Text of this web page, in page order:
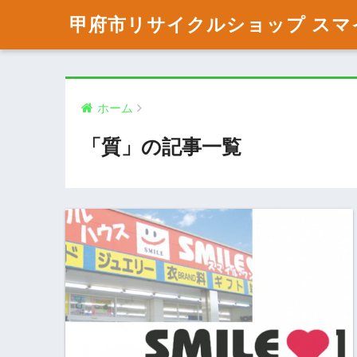
甲府市リサイクルショップ スマ
ホーム
「質」の記事一覧